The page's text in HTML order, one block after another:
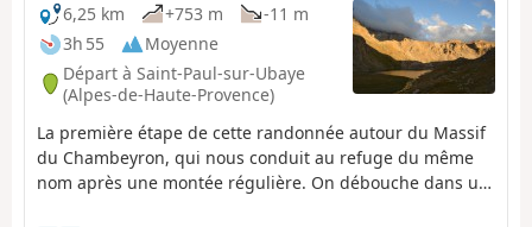
6,25 km
+753 m
-11 m
3h 55
Moyenne
Départ à Saint-Paul-sur-Ubaye
(Alpes-de-Haute-Provence)
La première étape de cette randonnée autour du Massif
du Chambeyron, qui nous conduit au refuge du même
nom après une montée régulière. On débouche dans un